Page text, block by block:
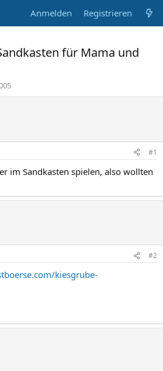
Anmelden Registrieren
für Mama und
#1
im Sandkasten spielen, also wollten
#2
kiesgrube-